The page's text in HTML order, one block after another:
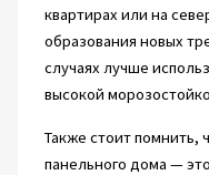
квартирах или на
образования новых
случаях лучше
высокой
Также стоит помнить,
панельного дома —